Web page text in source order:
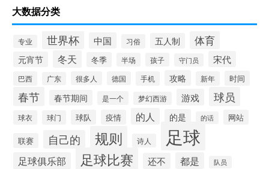
大数据分类
专业 世界杯 中国 习俗 五人制 体育
元宵节 冬天 冬季 半场 孩子 守门员 宋代
巴西 广东 很多人 德国 手机 攻略 新年 时间
春节 春节期间 是一个 梦幻西游 游戏 球员
球衣 球门 球队 疫情 的人 的是 的话 网站
联赛 自己的 规则 诗人 足球
足球俱乐部 足球比赛 还不 都是 队员